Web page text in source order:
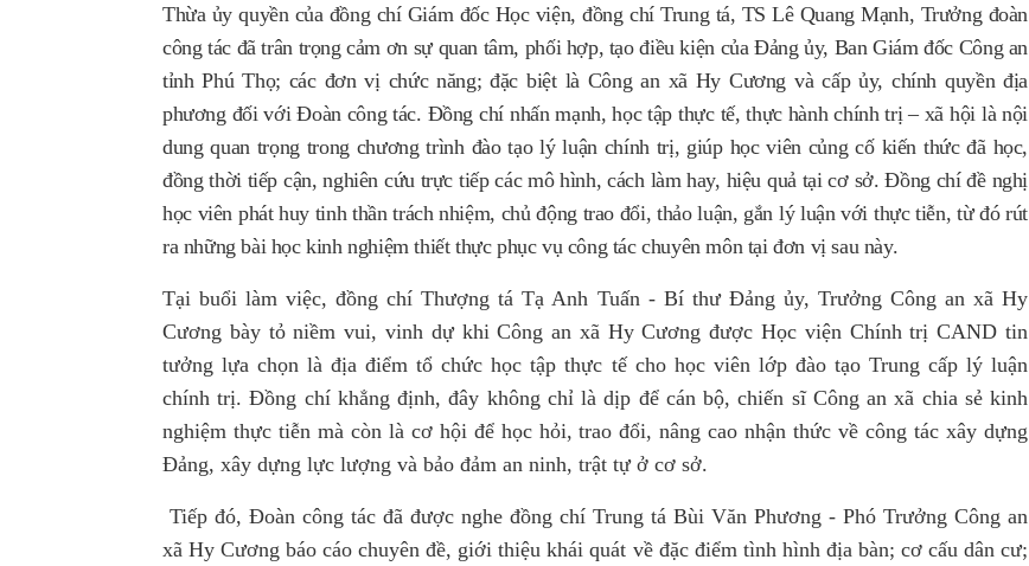
Thừa ủy quyền của đồng chí Giám đốc Học viện, đồng chíTrung tá, TS Lê Quang Mạnh, Trưởng đoàn
công tác đã trân trọng cảm ơn sự quan tâm, phối hợp, tạo điều kiện của Đảng ủy, Ban Giám đốc Công an
tỉnh Phú Thọ; các đơn vị chức năng; đặc biệt là Công an xã Hy Cương và cấp ủy, chính quyền địa
phương đối với Đoàn công tác. Đồng chí nhấn mạnh, học tập thực tế, thực hành chính trị – xã hội là nội
dung quan trọng trong chương trình đào tạo lý luận chính trị, giúp học viên củng cố kiến thức đã học,
đồng thời tiếp cận, nghiên cứu trực tiếp các mô hình, cách làm hay, hiệu quả tại cơ sở. Đồng chí đề nghị
học viên phát huy tinh thần trách nhiệm, chủ động trao đổi, thảo luận, gắn lý luận với thực tiễn, từ đó rút
ra những bài học kinh nghiệm thiết thực phục vụ công tác chuyên môn tại đơn vị sau này.
Tại buổi làm việc,đồng chí Thượng tá Tạ Anh Tuấn -Bí thư Đảng ủy, Trưởng Công an xã Hy
Cương bày tỏ niềm vui, vinh dự khi Công an xã Hy Cương được Học viện Chính trị CAND tin
tưởng lựa chọn là địa điểm tổ chức học tập thực tế cho học viên lớp đào tạo Trung cấp lý luận
chính trị. Đồng chí khẳng định, đây không chỉ là dịp để cán bộ, chiến sĩ Công an xã chia sẻ kinh
nghiệm thực tiễn mà còn là cơ hội để học hỏi, trao đổi, nâng cao nhận thức về công tác xây dựng
Đảng, xây dựng lực lượng và bảo đảm an ninh, trật tự ở cơ sở.
Tiếp đó, Đoàn công tác đã được ngheđồng chí Trung tá Bùi Văn Phương- Phó Trưởng Công an
xã Hy Cương báo cáo chuyên đề, giới thiệu khái quát về đặc điểm tình hình địa bàn; cơ cấu dân cư;